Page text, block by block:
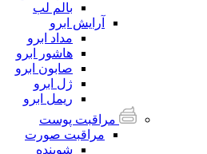
بالم لب
آرایش ابرو
مداد ابرو
هاشور ابرو
صابون ابرو
ژل ابرو
ریمل ابرو
مراقبت پوست
مراقبت صورت
شوینده